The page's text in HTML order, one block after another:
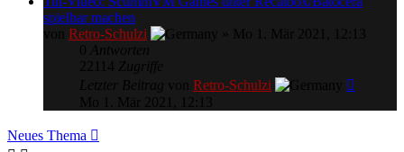
spielbar machen
Retro-Schulzi
Retro-Schulzi
Neues Thema